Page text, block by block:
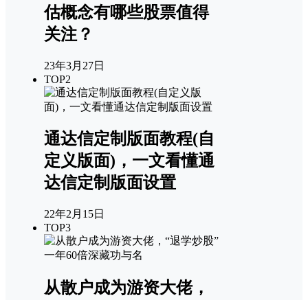
估概念有哪些股票值得
关注？
23年3月27日
TOP2
通达信定制版面教程(自
定义版面)，一文看懂通
达信定制版面设置
22年2月15日
TOP3
从散户成为游资大佬，